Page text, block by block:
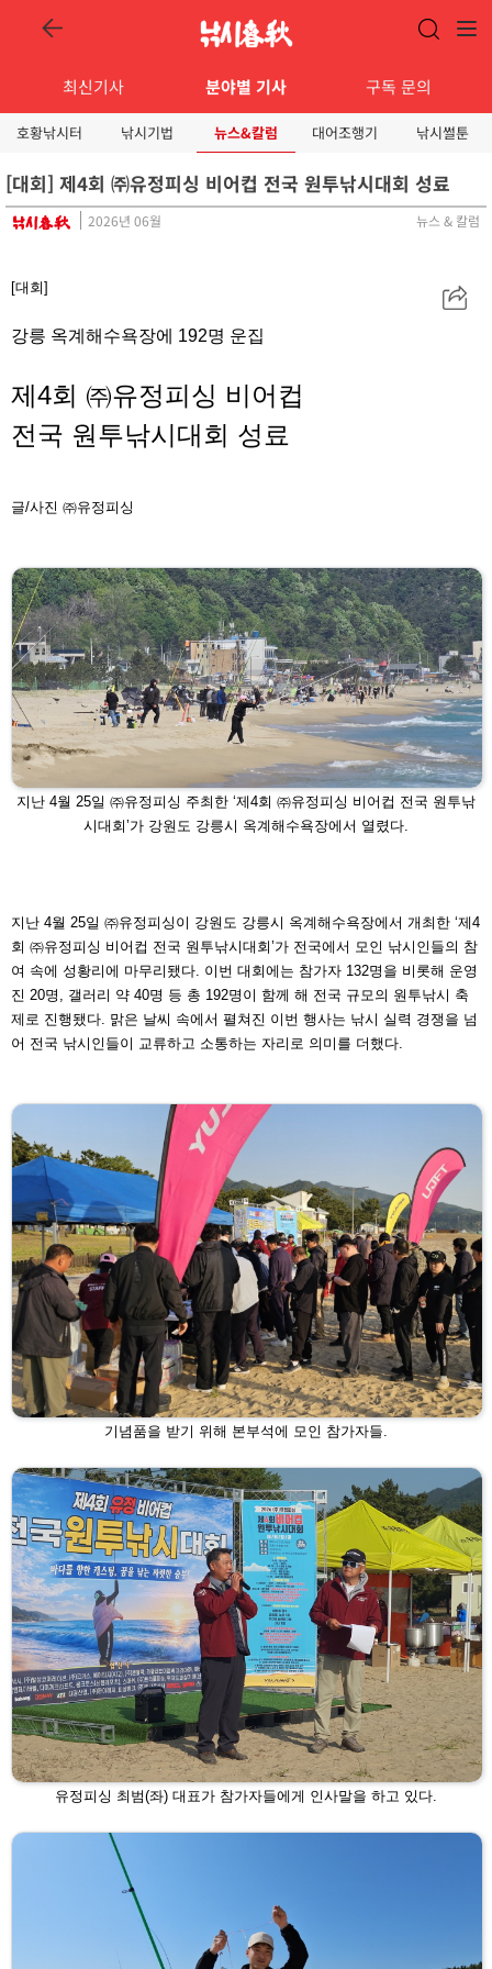
최신기사 분야별 기사 구독 문의
호황낚시터 낚시기법 뉴스&칼럼 대어조행기 낚시썰툰
[대회] 제4회 ㈜유정피싱 비어컵 전국 원투낚시대회 성료
2026년 06월 뉴스 & 칼럼
공
유
[대회]
강릉 옥계해수욕장에 192명 운집
제4회 ㈜유정피싱 비어컵
전국 원투낚시대회 성료
글/사진 ㈜유정피싱
지난 4월 25일 ㈜유정피싱 주최한 ‘제4회 ㈜유정피싱 비어 컵 전국 원투낚
시대회’가 강원도 강릉시 옥계해수욕장에서 열렸다.
지난 4월 25일 ㈜유정피싱이 강원도 강릉시 옥계해수욕장에서 개최한 ‘제4
회 ㈜유정피싱 비어컵 전국 원투낚시대회’가 전국에서 모인 낚시인들의 참
여 속에 성황리에 마무리됐 다. 이번 대회에는 참가자 132명을 비롯해 운영
진 20명, 갤 러리 약 40명 등 총 192명이 함께 해 전국 규모의 원투낚시 축
제로 진행됐다. 맑은 날씨 속에서 펼쳐진 이번 행사는 낚시 실력 경쟁을 넘
어 전국 낚시인들이 교류하고 소통하는 자리로 의미를 더했다.
기념품을 받기 위해 본부석에 모인 참가자들.
유정피싱 최범(좌) 대표가 참가자들에게 인사말을 하고 있 다.